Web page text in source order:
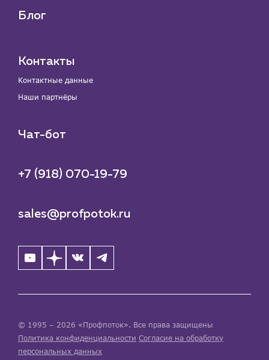
Блог
Контакты
Контактные данные
Наши партнёры
Чат-бот
+7 (918) 070-19-79
sales@profpotok.ru
© 1995 – 2026 «Профпоток». Все права защищены
Политика конфиденциальности Согласие на обработку
персональных данных